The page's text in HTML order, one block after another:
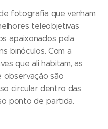
fotografia que venham
teleobjetivas
apaixonados pela
binóculos. Com a
que ali habitam, as
observação são
circular dentro das
ponto de partida.